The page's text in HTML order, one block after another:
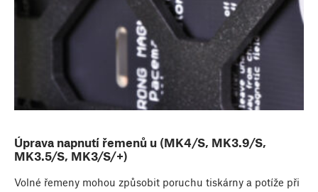
Úprava napnutí řemenů u (MK4/S, MK3.9/S,
MK3.5/S, MK3/S/+)
Volné řemeny mohou způsobit poruchu tiskárny a potíže při